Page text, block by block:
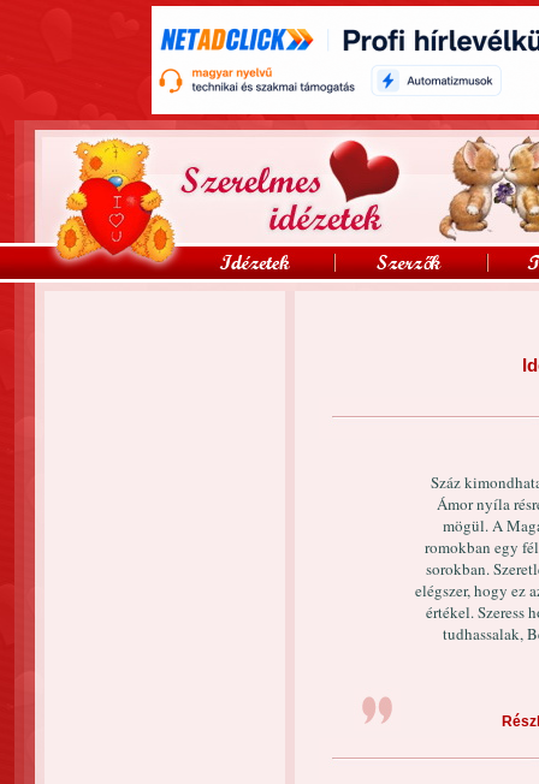
Száz
Ámor nyíla
mögül. A
romokban egy
sorokban.
elégszer, hogy ez
értékel. Szeress
tudhassalak,